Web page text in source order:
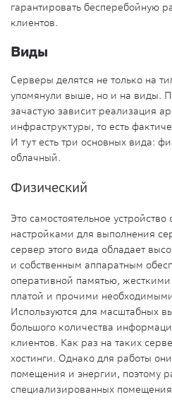
гарантировать бесперебойную
клиентов.
Виды
Серверы делятся не только на
упомянули выше, но и на виды.
зачастую зависит реализация
инфраструктуры, то есть
И тут есть три основных вида:
облачный.
Физический
Это самостоятельное устройство
настройками для выполнения
сервер этого вида обладает
и собственным аппаратным
оперативной памятью,
платой и прочими
Используются для масштабных
большого количества
клиентов. Как раз на таких
хостинги. Однако для работы
помещения и энергии, поэтому
специализированных